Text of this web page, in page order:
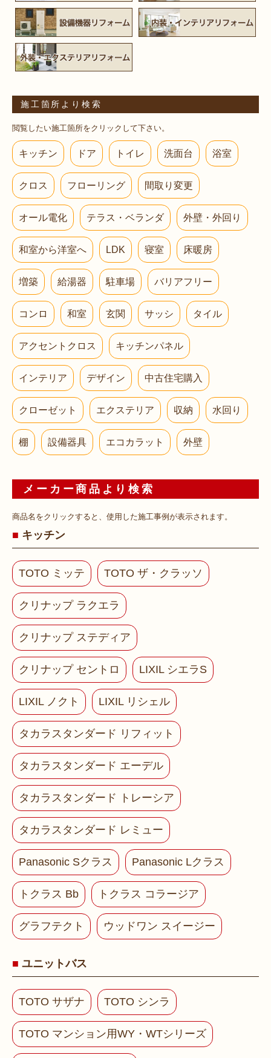
施工箇所より検索
閲覧したい施工箇所をクリックして下さい。
キッチン ドア トイレ 洗面台 浴室
クロス フローリング 間取り変更
オール電化 テラス・ベランダ 外壁・外回り
和室から洋室へ LDK 寝室 床暖房
増築 給湯器 駐車場 バリアフリー
コンロ 和室 玄関 サッシ タイル
アクセントクロス キッチンパネル
インテリア デザイン 中古住宅購入
クローゼット エクステリア 収納 水回り
棚 設備器具 エコカラット 外壁
メーカー商品より検索
商品名をクリックすると、使用した施工事例が表示されます。
キッチン
TOTO ミッテ TOTO ザ・クラッソ
クリナップ ラクエラ
クリナップ ステディア
クリナップ セントロ LIXIL シエラS
LIXIL ノクト LIXIL リシェル
タカラスタンダード リフィット
タカラスタンダード エーデル
タカラスタンダード トレーシア
タカラスタンダード レミュー
Panasonic Sクラス Panasonic Lクラス
トクラス Bb トクラス コラージア
グラフテクト ウッドワン スイージー
ユニットバス
TOTO サザナ TOTO シンラ
TOTO マンション用WY・WTシリーズ